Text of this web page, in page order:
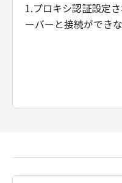
1.プロキシ認証設定
ーバーと接続ができ